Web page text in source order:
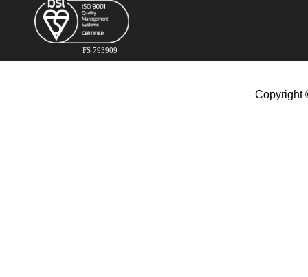
FS 793909
Copyright